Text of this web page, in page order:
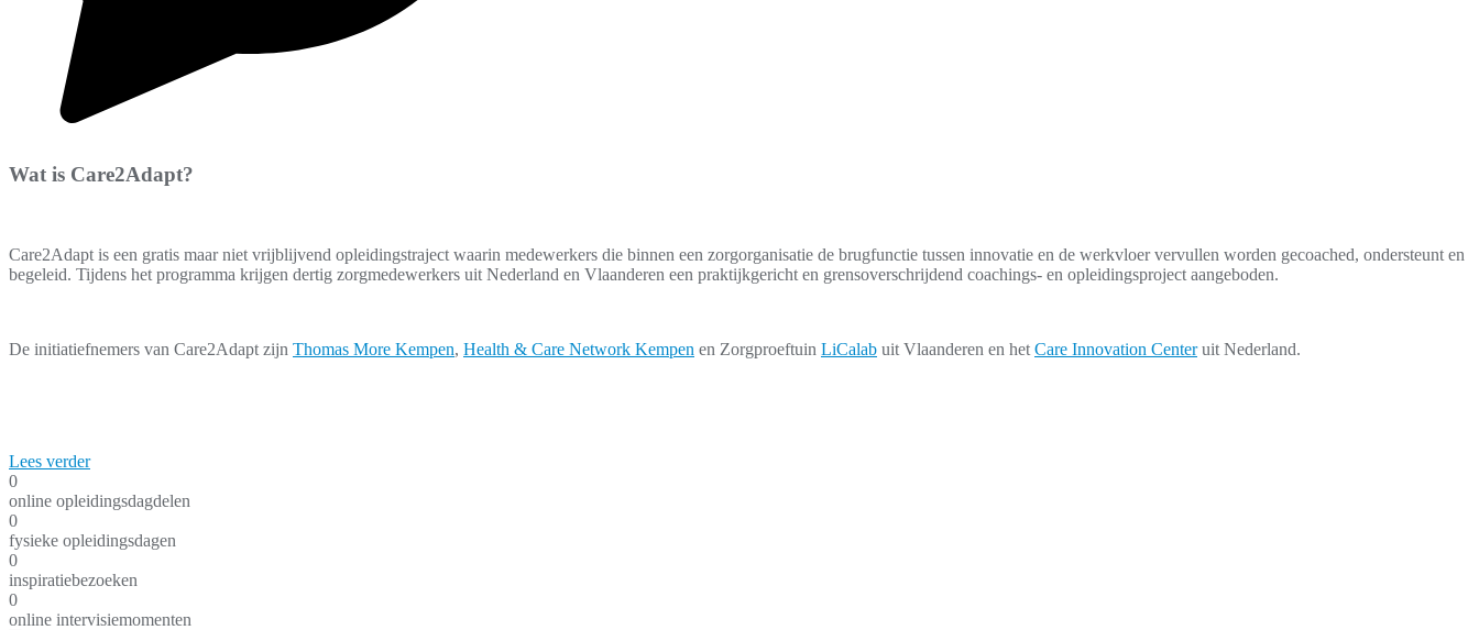
Wat is Care2Adapt?
Care2Adapt is een gratis maar niet vrijblijvend opleidingstraject waarin medewerkers die binnen een zorgorganisatie de brugfunctie tussen innovatie en de werkvloer vervullen worden gecoached, ondersteunt en
begeleid. Tijdens het programma krijgen dertig zorgmedewerkers uit Nederland en Vlaanderen een praktijkgericht en grensoverschrijdend coachings- en opleidingsproject aangeboden.
De initiatiefnemers van Care2Adapt zijn Thomas More Kempen, Health & Care Network Kempen en Zorgproeftuin LiCalab uit Vlaanderen en het Care Innovation Centeruit Nederland.
Lees verder
0
online opleidingsdagdelen
0
fysieke opleidingsdagen
0
inspiratiebezoeken
0
online intervisiemomenten